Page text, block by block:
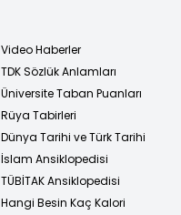
Video Haberler
TDK Sözlük Anlamları
Üniversite Taban Puanları
Rüya Tabirleri
Dünya Tarihi ve Türk Tarihi
İslam Ansiklopedisi
TÜBİTAK Ansiklopedisi
Hangi Besin Kaç Kalori